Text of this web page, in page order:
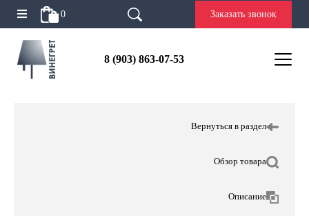
0 Заказать звонок
8 (903) 863-07-53
Вернуться в раздел
Обзор товара
Описание